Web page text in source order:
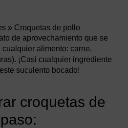
» Croquetas de pollo
de aprovechamiento que se
alimento: carne,
¡Casi cualquier ingrediente
suculento bocado!
croquetas de